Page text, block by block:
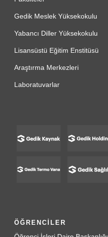
Gedik Meslek Yüksekokulu
Yabancı Diller Yüksekokulu
Lisansüstü Eğitim Enstitüsü
Araştırma Merkezleri
Laboratuvarlar
ÖĞRENCİLER